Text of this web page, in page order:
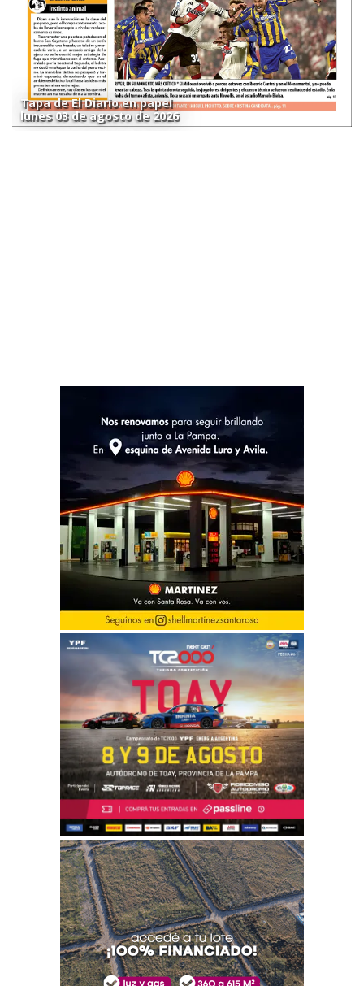
Tapa de El Diario en papel
lunes 03 de agosto de 2026